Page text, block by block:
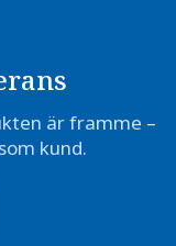
är framme –
kund.